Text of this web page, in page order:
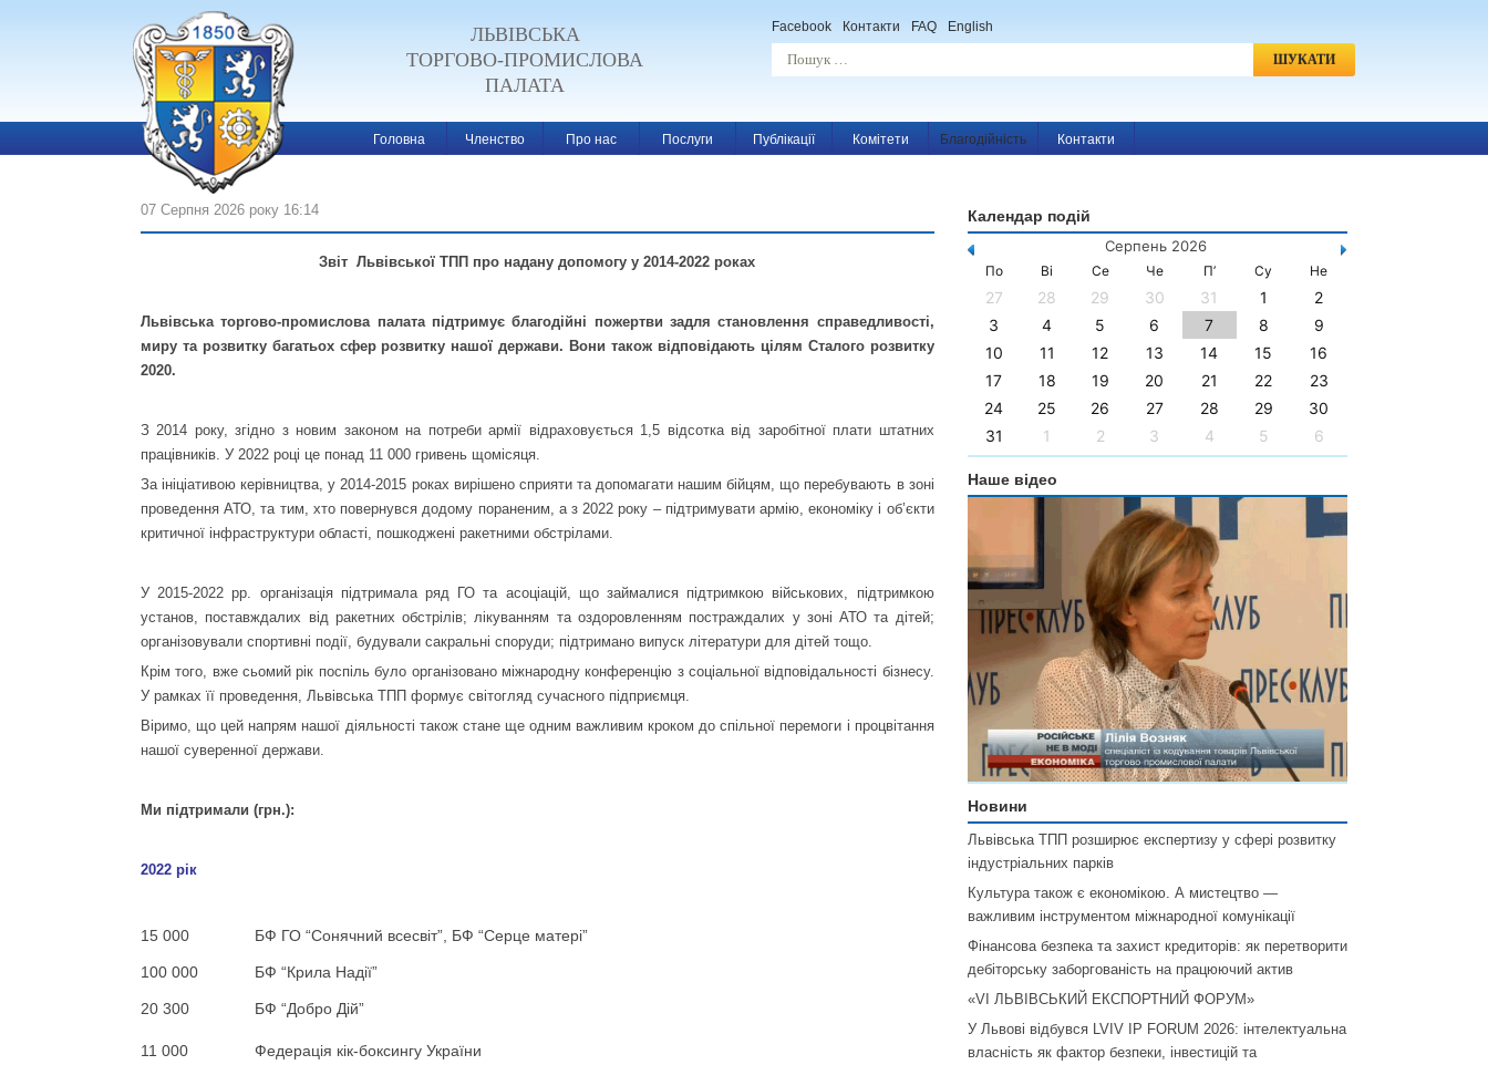
ЛЬВІВСЬКА
ТОРГОВО-ПРОМИСЛОВА
ПАЛАТА
Facebook Контакти FAQ English
Пошук:
Головна Членство Про нас Послуги Публікації Комітети Благодійність Контакти
07 Серпня 2026 року 16:14
Звіт Львівської ТПП про надану допомогу у 2014-2022 роках
Львівська торгово-промислова палата підтримує благодійні пожертви задля становлення справедливості,
миру та розвитку багатьох сфер розвитку нашої держави. Вони також відповідають цілям Сталого розвитку
2020.
З 2014 року, згідно з новим законом на потреби армії відраховується 1,5 відсотка від заробітної плати штатних
працівників. У 2022 році це понад 11 000 гривень щомісяця.
За ініціативою керівництва, у 2014-2015 роках вирішено сприяти та допомагати нашим бійцям, що перебувають в зоні
проведення АТО, та тим, хто повернувся додому пораненим, а з 2022 року – підтримувати армію, економіку і об’єкти
критичної інфраструктури області, пошкоджені ракетними обстрілами.
У 2015-2022 рр. організація підтримала ряд ГО та асоціацій, що займалися підтримкою військових, підтримкою
установ, поставждалих від ракетних обстрілів; лікуванням та оздоровленням постраждалих у зоні АТО та дітей;
організовували спортивні події, будували сакральні споруди; підтримано випуск літератури для дітей тощо.
Крім того, вже сьомий рік поспіль було організовано міжнародну конференцію з соціальної відповідальності бізнесу.
У рамках її проведення, Львівська ТПП формує світогляд сучасного підприємця.
Віримо, що цей напрям нашої діяльності також стане ще одним важливим кроком до спільної перемоги і процвітання
нашої суверенної держави.
Ми підтримали (грн.):
2022 рік
15 000 БФ ГО “Сонячний всесвіт”, БФ “Серце матері”
100 000 БФ “Крила Надії”
20 300 БФ “Добро Дій”
11 000 Федерація кік-боксингу України
Календар подій
Серпень 2026
По Ві Се Че П’ Су Не
27 28 29 30 31 1
2
3
4 5 6 7 8
9
10
11 12 13 14 15
16
17
18 19 20 21 22
23
24
25 26 27 28 29
30
31
1 2 3 4 5 6
Наше відео
Новини
Львівська ТПП розширює експертизу у сфері розвитку
індустріальних парків
Культура також є економікою. А мистецтво —
важливим інструментом міжнародної комунікації
Фінансова безпека та захист кредиторів: як перетворити
дебіторську заборгованість на працюючий актив
«VI ЛЬВІВСЬКИЙ ЕКСПОРТНИЙ ФОРУМ»
У Львові відбувся LVIV IP FORUM 2026: інтелектуальна
власність як фактор безпеки, інвестицій та